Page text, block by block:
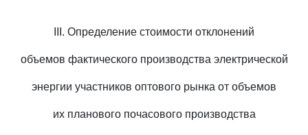
III. Определение стоимости отклонений
объемов фактического производства электрической
энергии участников оптового рынка от объемов
их планового почасового производства